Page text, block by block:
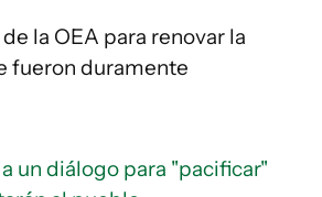
la OEA para renovar la
fueron duramente
un diálogo para "pacificar"